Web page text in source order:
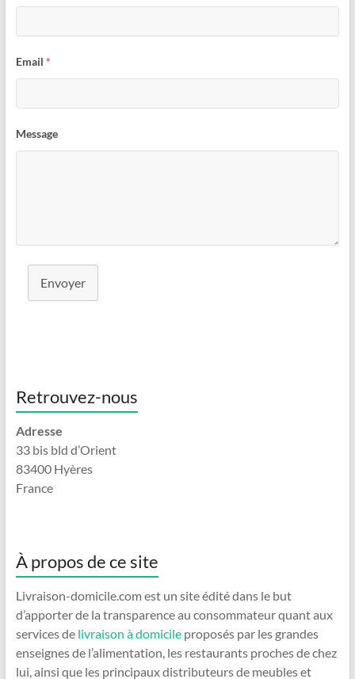
d
o
Email *
Message
Envoyer
Retrouvez-nous
Adresse
33 bis bld d’Orient
83400 Hyères
France
À propos de ce site
Livraison-domicile.com est un site édité dans le but
d’apporter de la transparence au consommateur quant aux
services de livraison à domicileproposés par les grandes
enseignes de l’alimentation, les restaurants proches de chez
lui, ainsi que les principaux distributeurs de meubles et